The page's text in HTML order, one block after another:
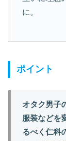
に。
ポイント
オタク男子
服装などを
るべく仁科